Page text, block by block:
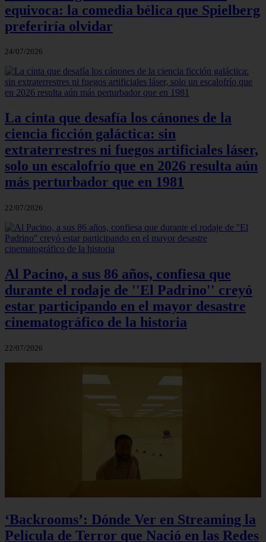
equivoca: la comedia bélica que Spielberg
preferiría olvidar
24/07/2026
La cinta que desafía los cánones de la
ciencia ficción galáctica: sin
extraterrestres ni fuegos artificiales láser,
solo un escalofrío que en 2026 resulta aún
más perturbador que en 1981
22/07/2026
Al Pacino, a sus 86 años, confiesa que
durante el rodaje de ''El Padrino'' creyó
estar participando en el mayor desastre
cinematográfico de la historia
22/07/2026
‘Backrooms’: Dónde Ver en Streaming la
Película de Terror que Nació en las Redes